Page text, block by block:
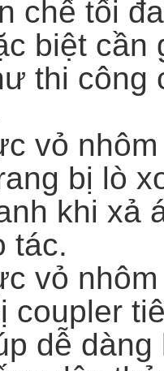
chế tối
biệt cần
thi công
vỏ
bị lò
khi xả
tác.
vỏ
coupler
dễ